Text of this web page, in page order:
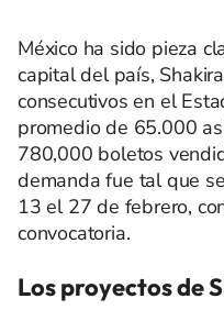
México ha sido pieza
capital del país,
consecutivos en el
promedio de 65.000
780,000 boletos
demanda fue tal que
13 el 27 de febrero,
convocatoria.
Los proyectos de